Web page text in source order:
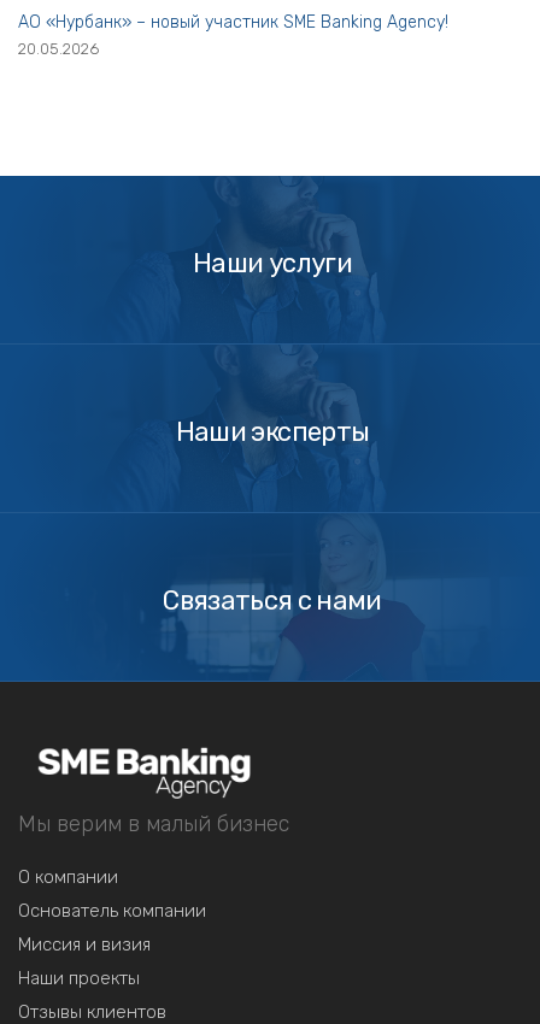
АО «Нурбанк» – новый участник SME Banking Agency!
20.05.2026
Наши
услуги
Наши услуги
Наши
эксперты
Наши эксперты
Связаться с нами
Мы верим в малый бизнес
О компании
Основатель компании
Миссия и визия
Наши проекты
Отзывы клиентов